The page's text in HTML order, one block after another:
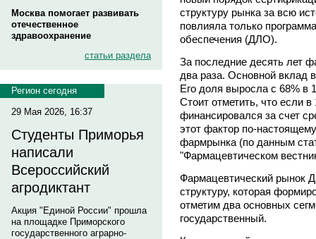
Москва помогает развивать
отечественное
здравоохранение
статьи раздела
Регион сегодня
29 Мая 2026, 16:37
Студенты Приморья
написали
Всероссийский
агродиктант
Акция "Единой России" прошла
на площадке Приморского
государственного аграрно-
структуру рынка за всю
повлияла только
обеспечения (ДЛО).
За последние десять лет
два раза. Основной вклад
Его доля выросла с 68% в
Стоит отметить, что если
финансировался за счет
этот фактор по-
фармрынка (по данным
"Фармацевтическом
Фармацевтический рынок
структуру, которая
отметим два основных
государственный.